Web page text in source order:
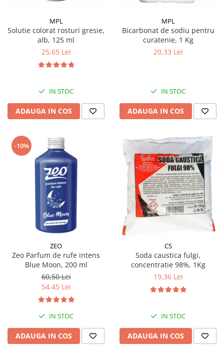
MPL
Solutie colorat rosturi gresie,
alb, 125 ml
25,65 Lei
IN STOC
ADAUGA IN COS
MPL
Bicarbonat de sodiu pentru
curatenie, 1 Kg
20,33 Lei
IN STOC
ADAUGA IN COS
-10%
ZEO
Zeo Parfum de rufe intens
Blue Moon, 200 ml
60,50 Lei
54,45 Lei
IN STOC
ADAUGA IN COS
CS
Soda caustica fulgi,
concentratie 98%, 1Kg
19,36 Lei
IN STOC
ADAUGA IN COS